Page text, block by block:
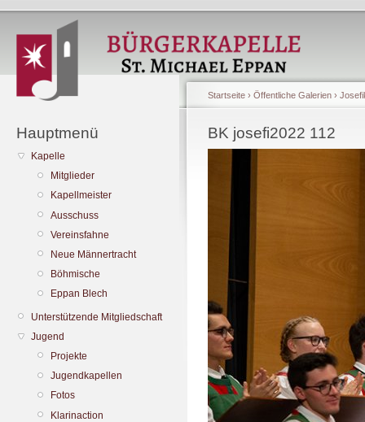
Hauptmenü
Kapelle
Mitglieder
Kapellmeister
Ausschuss
Vereinsfahne
Neue Männertracht
Böhmische
Eppan Blech
Unterstützende Mitgliedschaft
Jugend
Projekte
Jugendkapellen
Fotos
Klarinaction
Startseite › Öffentliche Galerien ›
BK josefi2022 112